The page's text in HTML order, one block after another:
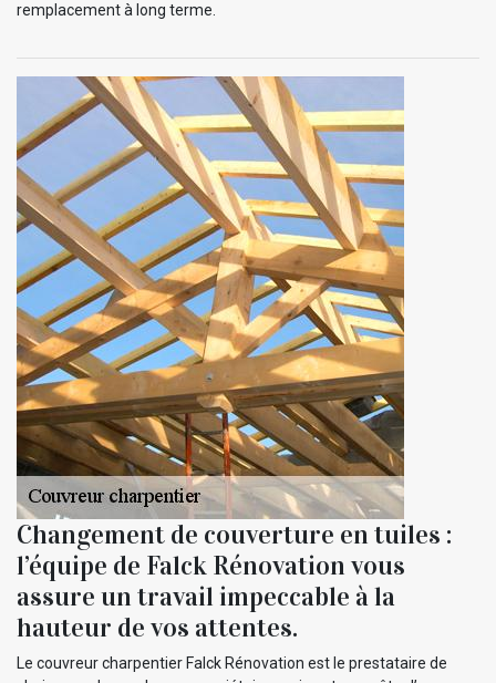
remplacement à long terme.
Changement de couverture en tuiles :
l’équipe de Falck Rénovation vous
assure un travail impeccable à la
hauteur de vos attentes.
Le couvreur charpentier Falck Rénovation est le prestataire de